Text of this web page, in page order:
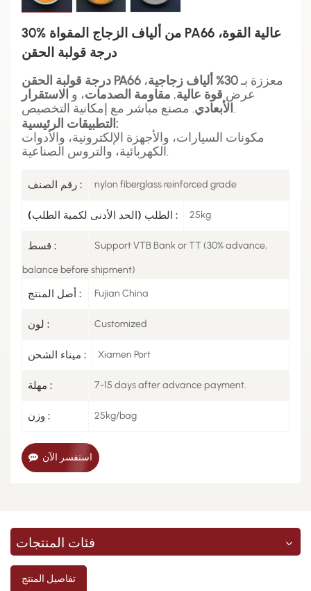
30% من ألياف الزجاج المقواة PA66 عالية القوة،
درجة قولبة الحقن
درجة قولبة الحقن PA66 معززة بـ30% ألياف زجاجية
،
عرض قوة عالية, مقاومة الصدمات، و الاستقرار
الأبعادي . مصنع مباشر مع إمكانية التخصيص.
التطبيقات الرئيسية:
مكونات السيارات، والأجهزة الإلكترونية، والأدوات
الكهربائية، والتروس الصناعية.
رقم الصنف : nylon fiberglass reinforced grade
الطلب (الحد الأدنى لكمية الطلب) : 25kg
قسط : Support VTB Bank or TT (30% advance,
balance before shipment)
أصل المنتج : Fujian China
لون : Customized
ميناء الشحن : Xiamen Port
مهلة : 7-15 days after advance payment.
وزن : 25kg/bag
استفسر الآن
فئات المنتجات
تفاصيل المنتج